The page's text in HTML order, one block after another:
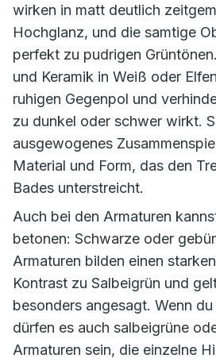
wirken in matt deutlich
Hochglanz, und die samtige
perfekt zu pudrigen
und Keramik in Weiß oder
ruhigen Gegenpol und
zu dunkel oder schwer wirkt.
ausgewogenes
Material und Form, das den
Bades unterstreicht.
Auch bei den Armaturen
betonen: Schwarze oder
Armaturen bilden einen
Kontrast zu Salbeigrün und
besonders angesagt. Wenn
dürfen es auch salbeigrüne
Armaturen sein, die einzelne